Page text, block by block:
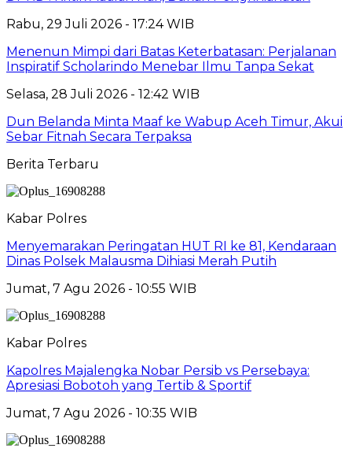
Rabu, 29 Juli 2026 - 17:24 WIB
Menenun Mimpi dari Batas Keterbatasan: Perjalanan
Inspiratif Scholarindo Menebar Ilmu Tanpa Sekat
Selasa, 28 Juli 2026 - 12:42 WIB
Dun Belanda Minta Maaf ke Wabup Aceh Timur, Akui
Sebar Fitnah Secara Terpaksa
Berita Terbaru
Kabar Polres
Menyemarakan Peringatan HUT RI ke 81, Kendaraan
Dinas Polsek Malausma Dihiasi Merah Putih
Jumat, 7 Agu 2026 - 10:55 WIB
Kabar Polres
Kapolres Majalengka Nobar Persib vs Persebaya:
Apresiasi Bobotoh yang Tertib & Sportif
Jumat, 7 Agu 2026 - 10:35 WIB